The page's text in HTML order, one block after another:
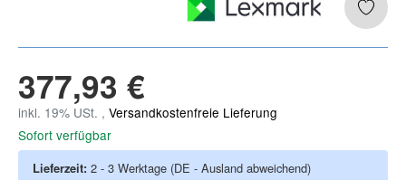
377,93 €
inkl. 19% USt. , Versandkostenfreie Lieferung
Sofort verfügbar
Lieferzeit: 2 - 3 Werktage (DE - Ausland abweichend)